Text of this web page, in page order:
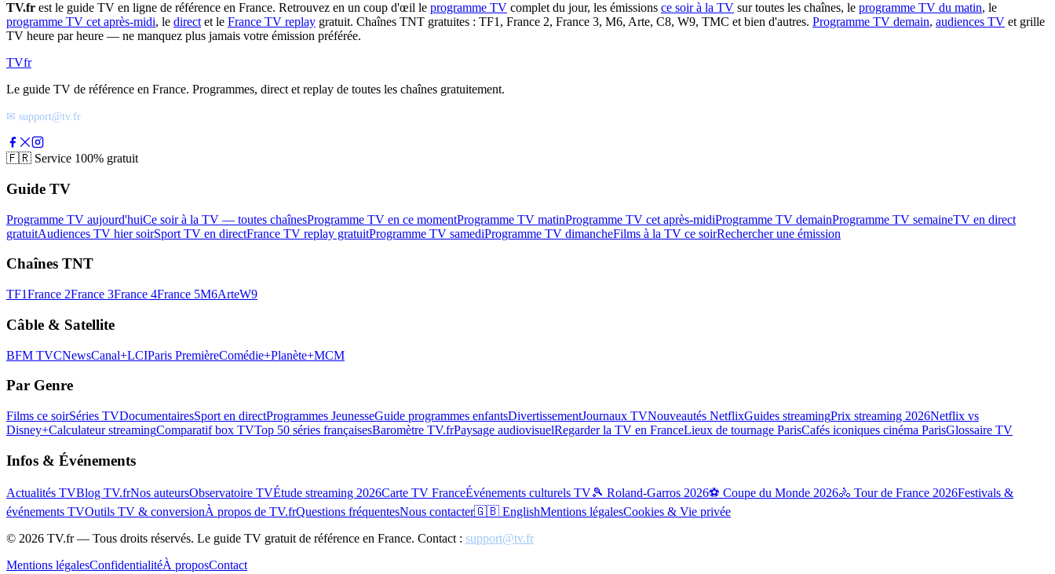
TV.fr est le guide TV en ligne de référence en France. Retrouvez en un coup d'œil le programme TV complet du jour, les émissions ce soir à la TV sur toutes les chaînes, le programme TV du matin, le
programme TV cet après-midi, le direct et le France TV replay gratuit. Chaînes TNT gratuites : TF1, France 2, France 3, M6, Arte, C8, W9, TMC et bien d'autres. Programme TV demain, audiences TV et grille
TV heure par heure — ne manquez plus jamais votre émission préférée.
TVfr
Le guide TV de référence en France. Programmes, direct et replay de toutes les chaînes gratuitement.
✉ support@tv.fr
🇫🇷 Service 100% gratuit
Guide TV
Programme TV aujourd'huiCe soir à la TV — toutes chaînesProgramme TV en ce momentProgramme TV matinProgramme TV cet après-midiProgramme TV demainProgramme TV semaineTV en direct
gratuitAudiences TV hier soirSport TV en directFrance TV replay gratuitProgramme TV samediProgramme TV dimancheFilms à la TV ce soirRechercher une émission
Chaînes TNT
TF1France 2France 3France 4France 5M6ArteW9
Câble & Satellite
BFM TVCNewsCanal+LCIParis PremièreComédie+Planète+MCM
Par Genre
Films ce soirSéries TVDocumentairesSport en directProgrammes JeunesseGuide programmes enfantsDivertissementJournaux TVNouveautés NetflixGuides streamingPrix streaming 2026Netflix vs
Disney+Calculateur streamingComparatif box TVTop 50 séries françaisesBaromètre TV.frPaysage audiovisuelRegarder la TV en FranceLieux de tournage ParisCafés iconiques cinéma ParisGlossaire TV
Infos & Événements
Actualités TVBlog TV.frNos auteursObservatoire TVÉtude streaming 2026Carte TV FranceÉvénements culturels TV🎾 Roland-Garros 2026⚽ Coupe du Monde 2026🚴 Tour de France 2026Festivals &
événements TVOutils TV & conversionÀ propos de TV.frQuestions fréquentesNous contacter🇬🇧 EnglishMentions légalesCookies & Vie privée
© 2026 TV.fr — Tous droits réservés. Le guide TV gratuit de référence en France. Contact : support@tv.fr
Mentions légalesConfidentialitéÀ proposContact